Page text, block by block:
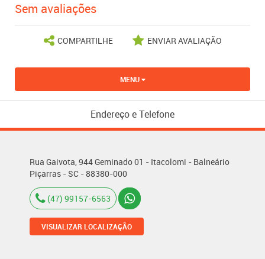
Sem avaliações
COMPARTILHE ENVIAR AVALIAÇÃO
MENU
Endereço e Telefone
Rua Gaivota, 944 Geminado 01 - Itacolomi - Balneário
Piçarras - SC - 88380-000
(47) 99157-6563
VISUALIZAR LOCALIZAÇÃO